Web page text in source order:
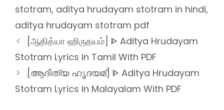
stotram, aditya hrudayam stotram in hindi,
aditya hrudayam stotram pdf
[ஆதித்யா ஹிருதயம்] ᐈ Aditya Hrudayam
Stotram Lyrics In Tamil With PDF
[ആദിത്യ ഹൃദയമ്] ᐈ Aditya Hrudayam
Stotram Lyrics In Malayalam With PDF